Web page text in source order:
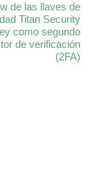
de las llaves de
Titan Security
como segundo
de verificación
(2FA)